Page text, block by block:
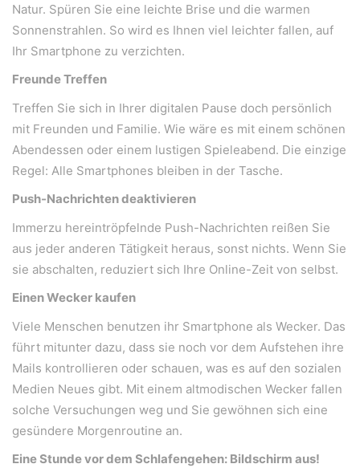
Natur. Spüren Sie eine leichte Brise und die warmen
Sonnenstrahlen. So wird es Ihnen viel leichter fallen, auf
Ihr Smartphone zu verzichten.
Freunde Treffen
Treffen Sie sich in Ihrer digitalen Pause doch persönlich
mit Freunden und Familie. Wie wäre es mit einem schönen
Abendessen oder einem lustigen Spieleabend. Die einzige
Regel: Alle Smartphones bleiben in der Tasche.
Push-Nachrichten deaktivieren
Immerzu hereintröpfelnde Push-Nachrichten reißen Sie
aus jeder anderen Tätigkeit heraus, sonst nichts. Wenn Sie
sie abschalten, reduziert sich Ihre Online-Zeit von selbst.
Einen Wecker kaufen
Viele Menschen benutzen ihr Smartphone als Wecker. Das
führt mitunter dazu, dass sie noch vor dem Aufstehen ihre
Mails kontrollieren oder schauen, was es auf den sozialen
Medien Neues gibt. Mit einem altmodischen Wecker fallen
solche Versuchungen weg und Sie gewöhnen sich eine
gesündere Morgenroutine an.
Eine Stunde vor dem Schlafengehen: Bildschirm aus!
WeiserLeben GmbH
Bergheimerstraße 45
A-5020 Salzburg
office@weiserleben.at
+43(0) 664 244 88 38